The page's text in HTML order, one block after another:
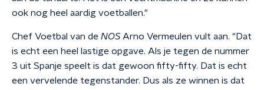
ook nog heel aardig voetballen."
Chef Voetbal van de NOSArno Vermeulen vult aan. "Dat
is echt een heel lastige opgave. Als je tegen de nummer
3 uit Spanje speelt is dat gewoon fifty-fifty. Dat is echt
een vervelende tegenstander. Dus als ze winnen is dat